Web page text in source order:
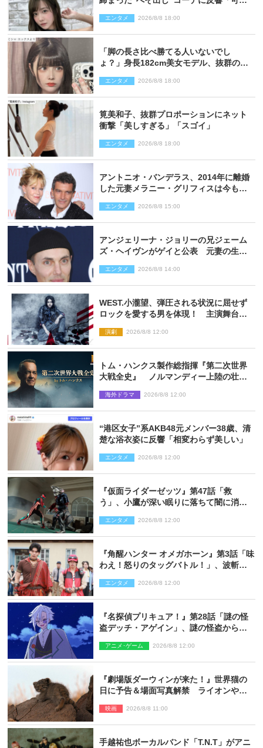
エンタメ 2026/8/8 18:00
「脚の長さ比べ勝てる人いないでし
ょ？」身長182cm美女モデル、抜群のプ
エンタメ 2026/8/8 18:00
筧美和子、抜群プロポーションにネット
衝撃「美しすぎる」「スゴイ」
エンタメ 2026/8/8 18:00
アントニオ・バンデラス、2014年に離婚
した元妻メラニー・グリフィスは今も
エンタメ 2026/8/8 15:00
アンジェリーナ・ジョリーの兄ジェーム
ズ・ヘイヴンがゲイと公表 元妻の生配
エンタメ 2026/8/8 14:00
WEST.小瀧望、弾圧される状況に屈せず
ロックを愛する男を体現！ 主演舞台
演劇 2026/8/8 12:00
トム・ハンクス製作総指揮『第二次世界
大戦全史』 ノルマンディー上陸の壮絶
海外ドラマ 2026/8/8 12:00
“港区女子”系AKB48元メンバー38歳、清
楚な浴衣姿に反響「相変わらず美しい」
エンタメ 2026/8/8 12:00
『仮面ライダーゼッツ』第47話「救
う」、小鷹が深い眠りに落ちて闇に消え
エンタメ 2026/8/8 12:00
『角醒ハンター オメガホーン』第3話「味
わえ！怒りのタッグバトル！」、波斬の
エンタメ 2026/8/8 12:00
『名探偵プリキュア！』第28話「謎の怪
盗デッチ・アゲイン」、謎の怪盗から不
アニメ･ゲーム 2026/8/8 12:00
『劇場版ダーウィンが来た！』世界猫の
日に予告＆場面写真解禁 ライオンやマ
映画 2026/8/8 11:00
手越祐也ボーカルバンド「T.N.T」がアニ